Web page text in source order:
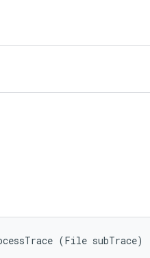
(File subTrace)